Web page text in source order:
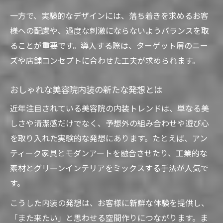
美容院実験デザイン事例から学ぶポイント
おしゃれ好きが惹かれる美容院デザインとは何
か
件
実験的な美容院デザインが人気の理由を解
説
美容院デザインで感じるワクワク感の正体
おしゃれ好きが注目する美容院空間の特徴
美容院で叶える個性派デザインの取り入れ
ナチュラルと個性を融合した内装の可能性を探
る
一方で、実験的なデザインには、落ち着きを求めるお客
様への配慮や、過度な刺激にならないようバランスを取
ることが重要です。導入する際は、ターゲット層のニー
ズや店舗コンセプトに合わせた工夫が求められます。
おしゃれな美容院内装の新たな発想とは
近年注目されている美容院の内装トレンドは、単なる美
しさや清潔感だけでなく、予想外の組み合わせや遊び心
を取り入れた実験的な発想にあります。たとえば、アン
ティーク家具とモダンアートを融合させたり、工業的な
素材とグリーンインテリアをミックスする手法が人気で
す。
こうした内装の発想は、お客様に新鮮な体験を提供し、
「また来たい」と思わせる空間作りにつながります。ま